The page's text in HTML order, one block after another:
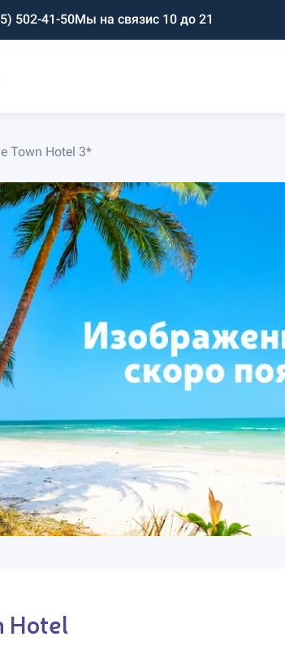
502-41-50Мы на связис 10 до 21
Town Hotel 3*
Hotel